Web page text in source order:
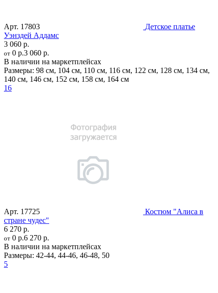
Арт. 17803
Детское платье
Уэнздей Аддамс
3 060 р.
от 0 р.3 060 р.
В наличии на маркетплейсах
Размеры: 98 см, 104 см, 110 см, 116 см, 122 см, 128 см, 134 см,
140 см, 146 см, 152 см, 158 см, 164 см
16
Арт. 17725
Костюм "Алиса в
стране чудес"
6 270 р.
от 0 р.6 270 р.
В наличии на маркетплейсах
Размеры: 42-44, 44-46, 46-48, 50
5